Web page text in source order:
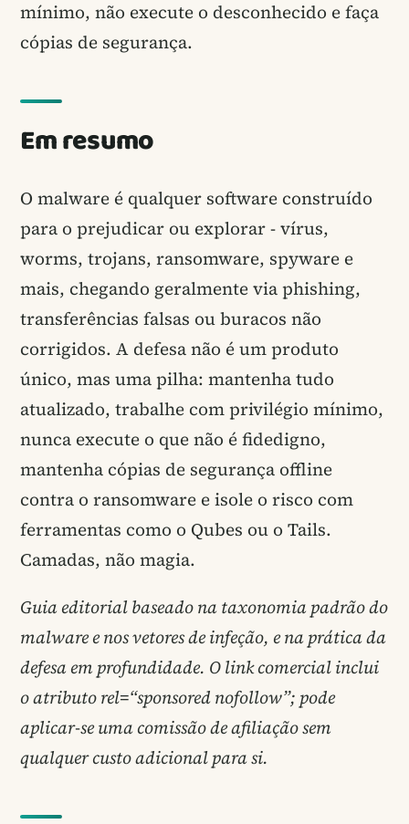
mínimo, não execute o desconhecido e faça
cópias de segurança.
Em resumo
O malware é qualquer software construído
para o prejudicar ou explorar - vírus,
worms, trojans, ransomware, spyware e
mais, chegando geralmente via phishing,
transferências falsas ou buracos não
corrigidos. A defesa não é um produto
único, mas uma pilha: mantenha tudo
atualizado, trabalhe com privilégio mínimo,
nunca execute o que não é fidedigno,
mantenha cópias de segurança offline
contra o ransomware e isole o risco com
ferramentas como o Qubes ou o Tails.
Camadas, não magia.
Guia editorial baseado na taxonomia padrão do
malware e nos vetores de infeção, e na prática da
defesa em profundidade. O link comercial inclui
o atributo rel=“sponsored nofollow”; pode
aplicar-se uma comissão de afiliação sem
qualquer custo adicional para si.